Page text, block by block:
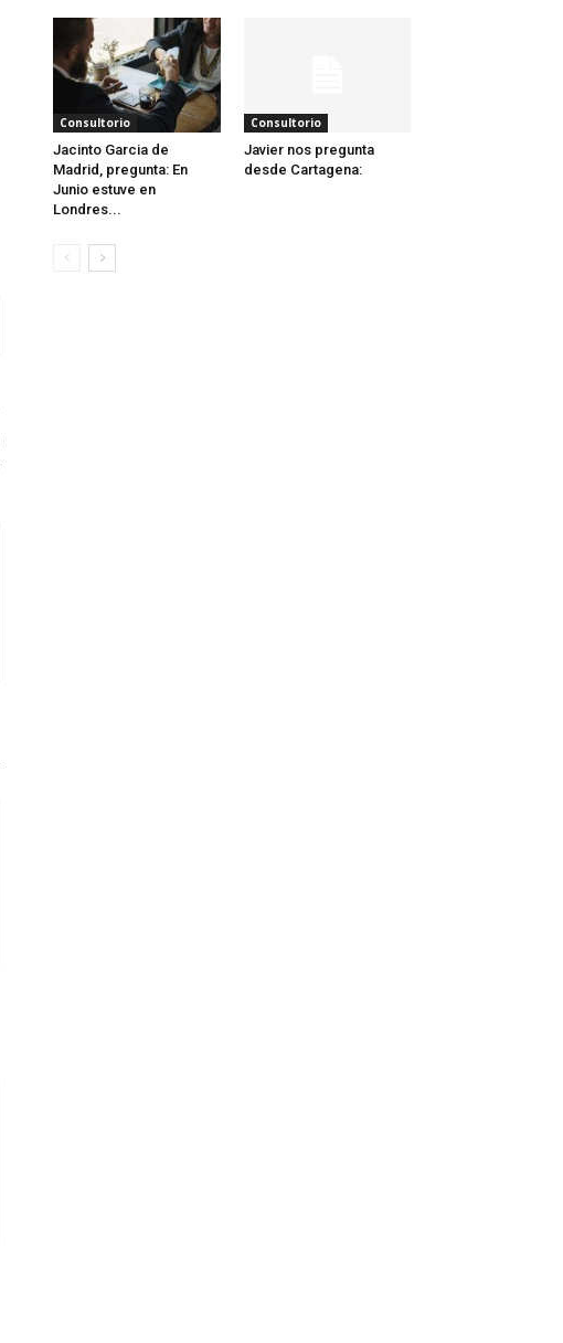
Consultorio
Jacinto Garcia de
Madrid, pregunta: En
Junio estuve en
Londres...
Consultorio
Javier nos pregunta
desde Cartagena: